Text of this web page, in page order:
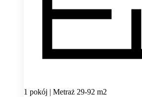
1 pokój | Metraż 29-92 m2